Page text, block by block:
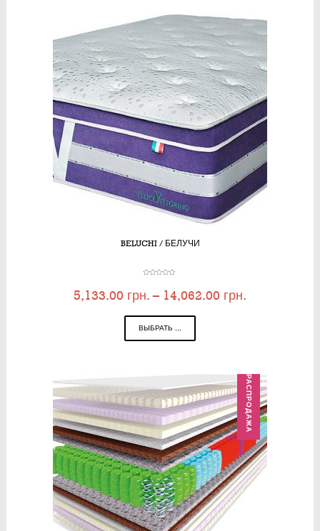
BELUCHI / БЕЛУЧИ
5,133.00 грн. – 14,062.00 грн.
ВЫБРАТЬ ...
РАСПРОДАЖА